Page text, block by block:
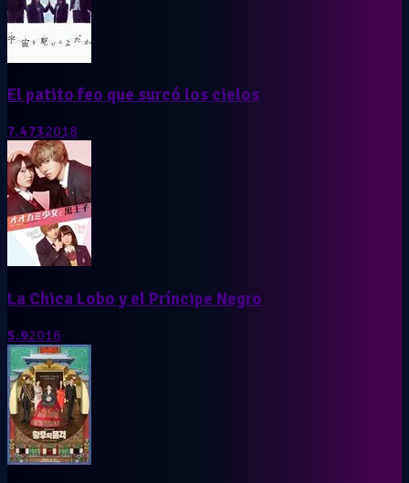
El patito feo que surcó los cielos
7.4732018
La Chica Lobo y el Príncipe Negro
5.92016